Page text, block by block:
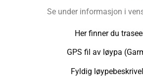
Se under informasjon i
Her finner du
GPS fil av løypa
Fyldig